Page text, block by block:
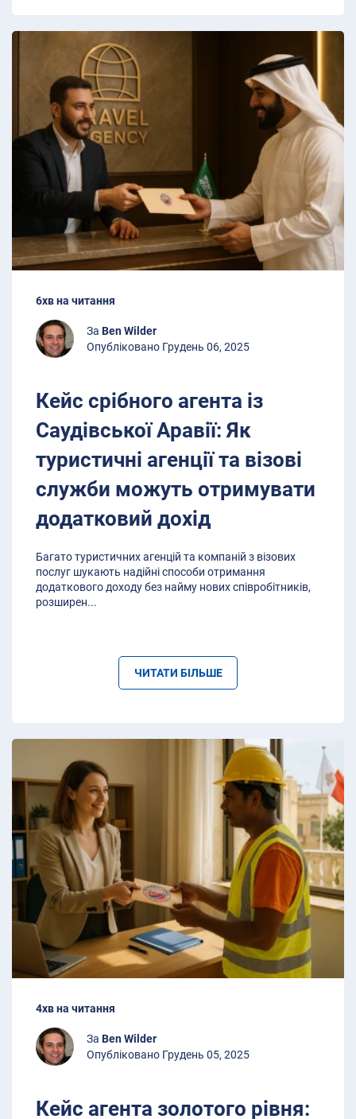
6хв на читання
За Ben Wilder
Опубліковано Грудень 06, 2025
Кейс срібного агента із
Саудівської Аравії: Як
туристичні агенції та візові
служби можуть отримувати
додатковий дохід
Багато туристичних агенцій та компаній з візових
послуг шукають надійні способи отримання
додаткового доходу без найму нових співробітників,
розширен...
ЧИТАТИ БІЛЬШЕ
4хв на читання
За Ben Wilder
Опубліковано Грудень 05, 2025
Кейс агента золотого рівня: